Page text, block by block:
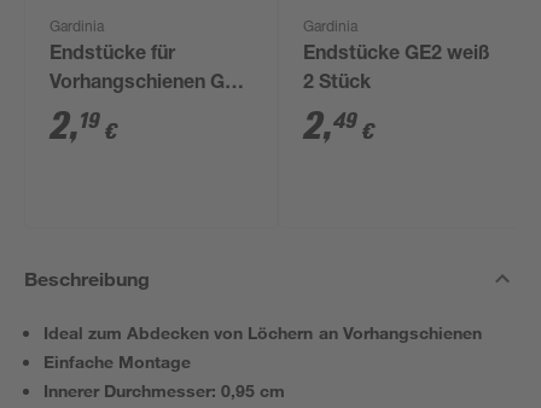
Gardinia
Endstücke für
Vorhangschienen GE
1 weiß 2 Stück
2,19 €
Gardinia
Endstücke GE2 weiß
2 Stück
2,49 €
Beschreibung
Ideal zum Abdecken von Löchern an Vorhangschienen
Einfache Montage
Innerer Durchmesser: 0,95 cm